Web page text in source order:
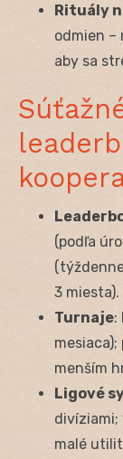
Rituály
odmien
aby sa
(podľa
3 miesta).
Turnaje:
menším
Ligové
malé